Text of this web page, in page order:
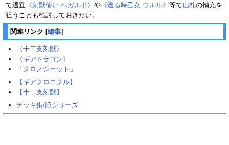
で適宜 《刻獣使い ヘガルド》 や 《遡る時乙女 ウルル》 等で山札の補充を
狙うことも検討しておきたい。
関連リンク [編集]
〈十二支刻獣〉
〈 ギアドラゴン 〉
「 クロノジェット 」
【ギアクロニクル】
【十二支刻獣】
デッキ集/旧シリーズ